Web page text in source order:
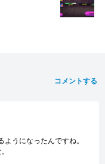
コメントする
うになったんですね。